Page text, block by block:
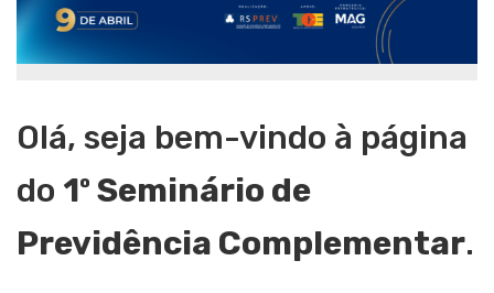
Olá, seja bem-vindo à página
do 1º Seminário de
Previdência Complementar.